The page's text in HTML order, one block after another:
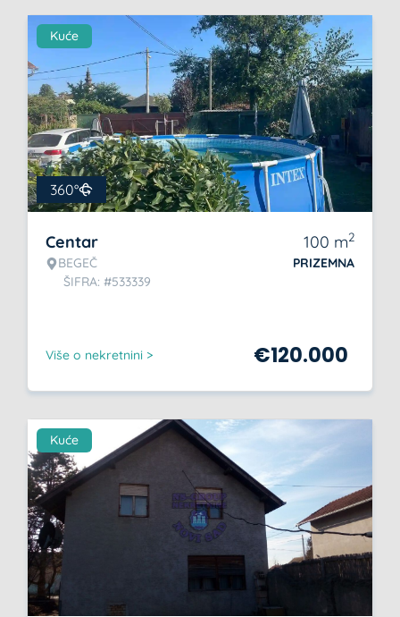
Kuće
360°
Centar
BEGEČ
ŠIFRA: #533339
100 m2
PRIZEMNA
Više o nekretnini > €120.000
Kuće